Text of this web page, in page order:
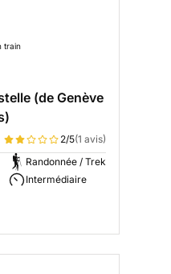
train
(de Genève
2/5(1 avis)
Randonnée / Trek
Intermédiaire